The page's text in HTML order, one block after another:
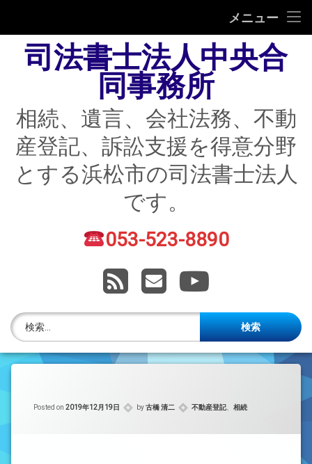
メニュー
相続
不動産登記
債務整理
住宅ローン返済にお困りの方
賃貸トラブル
株主名簿管理人
ご相談について
司法書士法人中央合
同事務所
相続、遺言、会社法務、不動
産登記、訴訟支援を得意分野
とする浜松市の司法書士法人
です。
電話番号: 053-523-8890
RSSメールアドレス
YouTube
検索:
Posted on 2019年12月19日 by古橋 清二 カテゴリー:
不動産登記、 相続